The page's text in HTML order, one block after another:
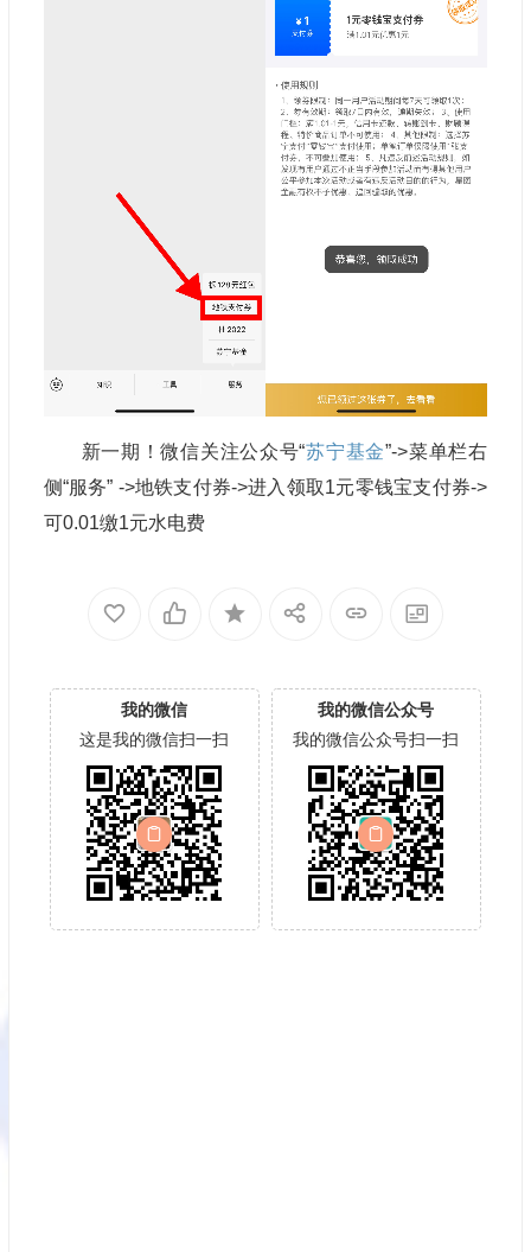
新一期！微信关注公众号“苏宁基金”->菜单栏右
侧“服务” ->地铁支付券->进入领取1元零钱宝支付券->
可0.01缴1元水电费
我的微信
这是我的微信扫一扫
我的微信公众号
我的微信公众号扫一扫